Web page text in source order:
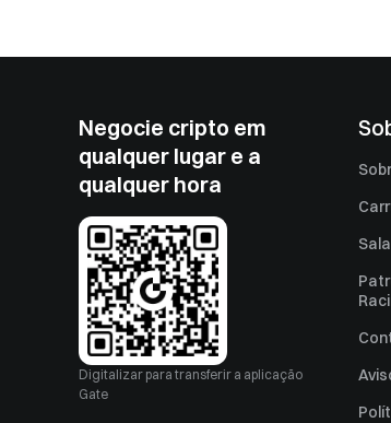
Negocie cripto em
qualquer lugar e a
qualquer hora
Digitalizar para transferir a aplicação
Gate